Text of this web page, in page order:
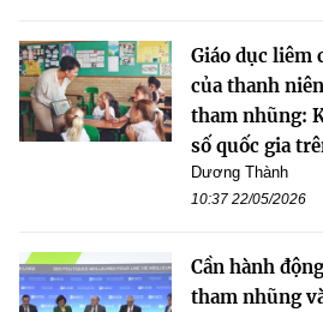
Giáo dục liêm
của thanh
tham nhũng:
số quốc gia
Dương Thành
10:37 22/05/2026
Cần hành
tham nhũng